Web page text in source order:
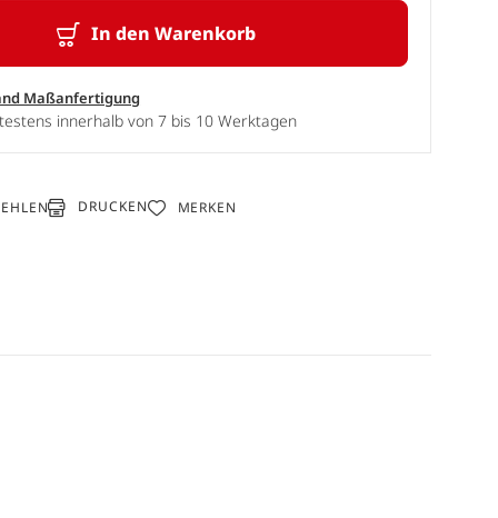
In den Warenkorb
Maßanfertigung
innerhalb von 7 bis 10 Werktagen
DRUCKEN MERKEN